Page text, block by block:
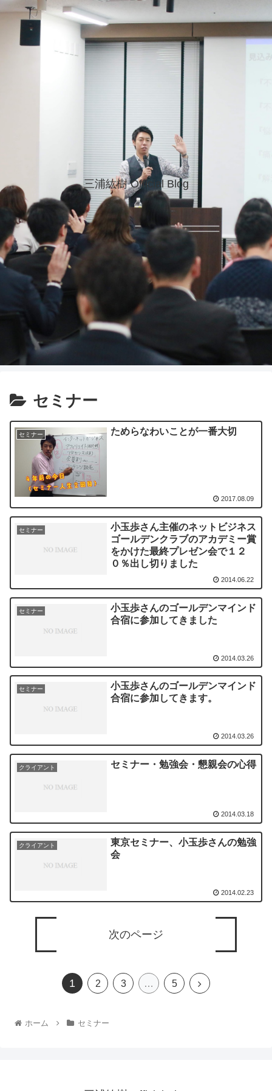
三浦紘樹 Official Blog
セミナー
セミナー ためらなわいことが一番大切
2017.08.09
セミナー
小玉歩さん主催のネットビジネス
ゴールデンクラブのアカデミー賞
をかけた最終プレゼン会で１２
０％出し切りました
2014.06.22
セミナー
小玉歩さんのゴールデンマインド
合宿に参加してきました
2014.03.26
セミナー
小玉歩さんのゴールデンマインド
合宿に参加してきます。
2014.03.26
クライアント セミナー・勉強会・懇親会の心得
2014.03.18
クライアント
東京セミナー、小玉歩さんの勉強
会
2014.02.23
次のページ
1 2 3 … 5
ホーム セミナー